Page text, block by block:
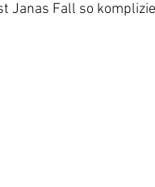
Janas Fall so